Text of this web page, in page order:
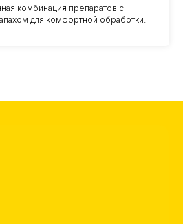
комбинация препаратов с
для комфортной обработки.